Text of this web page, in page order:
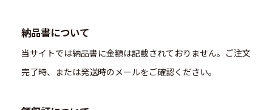
納品書について
当サイトでは納品書に金額は記載されておりません。ご注文
完了時、または発送時のメールをご確認ください。